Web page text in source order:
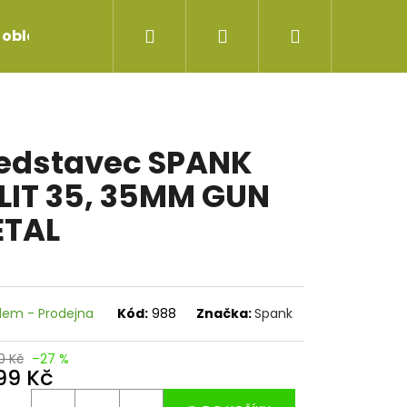
Servis jízdních kol Repase
Přihlášení
SPANK
35, 35MM GUN
- Prodejna Kód: 988 Značka:Spank
Kč –27 %
Kč
SDG TELLIS